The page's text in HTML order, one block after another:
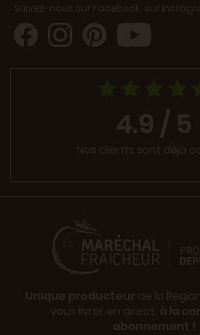
Suivez-nous sur Facebook, sur
4.9 / 5
Nos clients sont déjà
Unique producteur de la
vous livrer en direct, à la
abonnement !